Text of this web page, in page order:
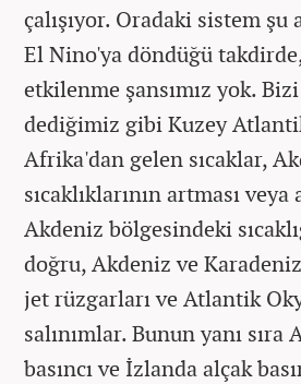
çalışıyor. Oradaki sistem
El Nino'ya döndüğü
etkilenme şansımız yok.
dediğimiz gibi Kuzey
Afrika'dan gelen sıcaklar,
sıcaklıklarının artması veya
Akdeniz bölgesindeki
doğru, Akdeniz ve
jet rüzgarları ve Atlantik
salınımlar. Bunun yanı sıra
basıncı ve İzlanda alçak